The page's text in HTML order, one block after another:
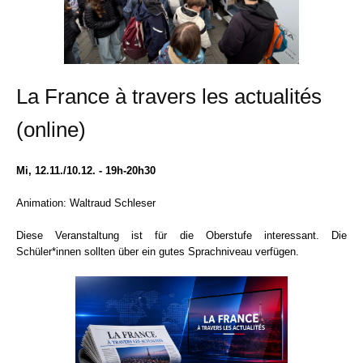
La France à travers les actualités
(online)
Mi, 12.11./10.12. - 19h-20h30
Animation: Waltraud Schleser
Diese Veranstaltung ist für die Oberstufe interessant. Die
Schüler*innen sollten über ein gutes Sprachniveau verfügen.